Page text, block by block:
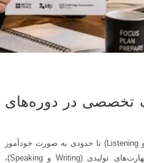
تخصصی در دوره‌های
تقویت مهارت‌های دریافتی (Reading و Listening) تا حدودی به صورت خودآموز
امکان‌پذیر است؛ اما برای ارتقای مهارت‌های تولیدی (Writing و Speaking)،